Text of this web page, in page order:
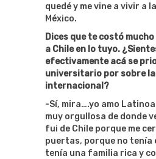
quedé y me vine a vivir a
México.
Dices que te costó
a Chile en lo tuyo.
efectivamente acá se
universitario por sobre
internacional?
-Sí, mira….yo amo
muy orgullosa de donde
fui de Chile porque me
puertas, porque no tenía
tenía una familia rica y